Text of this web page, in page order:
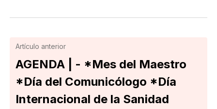
Artículo anterior
AGENDA | - *Mes del Maestro
*Día del Comunicólogo *Día
Internacional de la Sanidad